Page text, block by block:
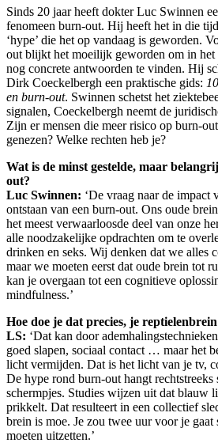
Sinds 20 jaar heeft dokter Luc Swinnen
fenomeen burn-out. Hij heeft het in die
‘hype’ die het op vandaag is geworden.
out blijkt het moeilijk geworden om in
nog concrete antwoorden te vinden. Hij
Dirk Coeckelbergh een praktische gids:
en burn-out. Swinnen schetst het
signalen, Coeckelbergh neemt de
Zijn er mensen die meer risico op burn-
genezen? Welke rechten heb je?
Wat is de minst gestelde, maar
out?
Luc Swinnen: ‘De vraag naar de impact
ontstaan van een burn-out. Ons oude
het meest verwaarloosde deel van onze
alle noodzakelijke opdrachten om te
drinken en seks. Wij denken dat we alles
maar we moeten eerst dat oude brein tot
kan je overgaan tot een cognitieve
mindfulness.’
Hoe doe je dat precies, je
LS: ‘Dat kan door
goed slapen, sociaal contact … maar het
licht vermijden. Dat is het licht van je tv,
De hype rond burn-out hangt rechtstreeks
schermpjes. Studies wijzen uit dat blauw
prikkelt. Dat resulteert in een collectief
brein is moe. Je zou twee uur voor je gaat
moeten uitzetten.’